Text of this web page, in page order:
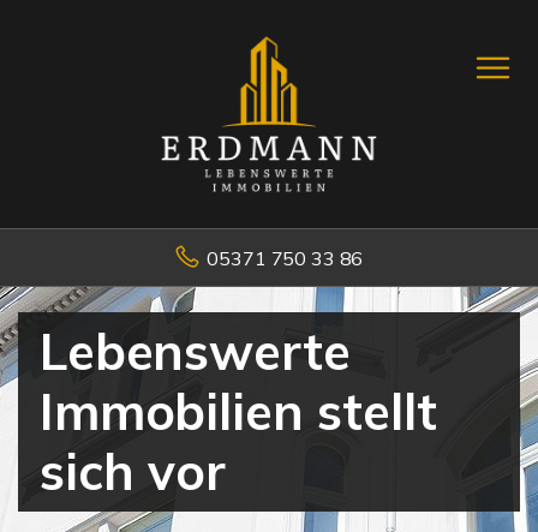
05371 750 33 86
Lebenswerte
Immobilien stellt
sich vor